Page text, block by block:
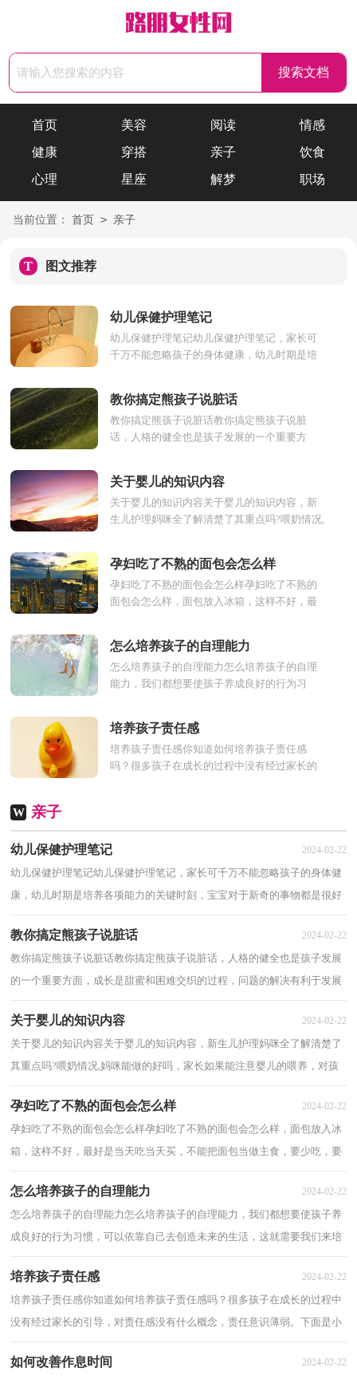
首页 美容 阅读
情感
健康
穿搭 亲子
饮食
心理
星座 解梦 职场
当前位置： 首页 > 亲子
T 图文推荐
幼儿保健护理笔记
幼儿保健护理笔记幼儿保健护理笔记，家长可
千万不能忽略孩子的身体健康，幼儿时期是培
教你搞定熊孩子说脏话
教你搞定熊孩子说脏话教你搞定熊孩子说脏
话，人格的健全也是孩子发展的一个重要方
关于婴儿的知识内容
关于婴儿的知识内容关于婴儿的知识内容，新
生儿护理妈咪全了解清楚了其重点吗?喂奶情况,
孕妇吃了不熟的面包会怎么样
孕妇吃了不熟的面包会怎么样孕妇吃了不熟的
面包会怎么样，面包放入冰箱，这样不好，最
怎么培养孩子的自理能力
怎么培养孩子的自理能力怎么培养孩子的自理
能力，我们都想要使孩子养成良好的行为习
培养孩子责任感
培养孩子责任感你知道如何培养孩子责任感
吗？很多孩子在成长的过程中没有经过家长的
W 亲子
幼儿保健护理笔记 2024-02-22
幼儿保健护理笔记幼儿保健护理笔记，家长可千万不能忽略孩子的身体健
康，幼儿时期是培养各项能力的关键时刻，宝宝对于新奇的事物都是很好
奇的，看看幼儿保健护理笔记教你如何护理孩...
教你搞定熊孩子说脏话 2024-02-22
教你搞定熊孩子说脏话教你搞定熊孩子说脏话，人格的健全也是孩子发展
的一个重要方面，成长是甜蜜和困难交织的过程，问题的解决有利于发展
孩子的能力，多多陪伴孩子，下面分享教你搞定...
关于婴儿的知识内容 2024-02-22
关于婴儿的知识内容关于婴儿的知识内容，新生儿护理妈咪全了解清楚了
其重点吗?喂奶情况,妈咪能做的好吗，家长如果能注意婴儿的喂养，对孩
子们的护养是十分有帮助的，让我给大家分享...
孕妇吃了不熟的面包会怎么样 2024-02-22
孕妇吃了不熟的面包会怎么样孕妇吃了不熟的面包会怎么样，面包放入冰
箱，这样不好，最好是当天吃当天买，不能把面包当做主食，要少吃，要
吃新鲜的。下面一起来看看孕妇吃了不熟的面包会...
怎么培养孩子的自理能力 2024-02-22
怎么培养孩子的自理能力怎么培养孩子的自理能力，我们都想要使孩子养
成良好的行为习惯，可以依靠自己去创造未来的生活，这就需要我们来培
养孩子的生活自理能力，那么大家知道怎么培...
培养孩子责任感 2024-02-22
培养孩子责任感你知道如何培养孩子责任感吗？很多孩子在成长的过程中
没有经过家长的引导，对责任感没有什么概念，责任意识薄弱。下面是小
编为大家搜集和整理的一些关于培养孩子责...
如何改善作息时间 2024-02-22